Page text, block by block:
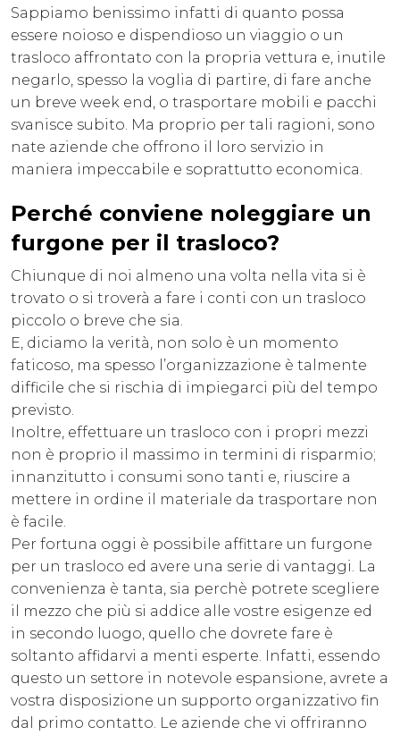
Sappiamo benissimo infatti di quanto possa
essere noioso e dispendioso un viaggio o un
trasloco affrontato con la propria vettura e, inutile
negarlo, spesso la voglia di partire, di fare anche
un breve week end, o trasportare mobili e pacchi
svanisce subito. Ma proprio per tali ragioni, sono
nate aziende che offrono il loro servizio in
maniera impeccabile e soprattutto economica.
Perché conviene noleggiare un
furgone per il trasloco?
Chiunque di noi almeno una volta nella vita si è
trovato o si troverà a fare i conti con un trasloco
piccolo o breve che sia.
E, diciamo la verità, non solo è un momento
faticoso, ma spesso l’organizzazione è talmente
difficile che si rischia di impiegarci più del tempo
previsto.
Inoltre, effettuare un trasloco con i propri mezzi
non è proprio il massimo in termini di risparmio;
innanzitutto i consumi sono tanti e, riuscire a
mettere in ordine il materiale da trasportare non
è facile.
Per fortuna oggi è possibile affittare un furgone
per un trasloco ed avere una serie di vantaggi. La
convenienza è tanta, sia perchè potrete scegliere
il mezzo che più si addice alle vostre esigenze ed
in secondo luogo, quello che dovrete fare è
soltanto affidarvi a menti esperte. Infatti, essendo
questo un settore in notevole espansione, avrete a
vostra disposizione un supporto organizzativo fin
dal primo contatto. Le aziende che vi offriranno